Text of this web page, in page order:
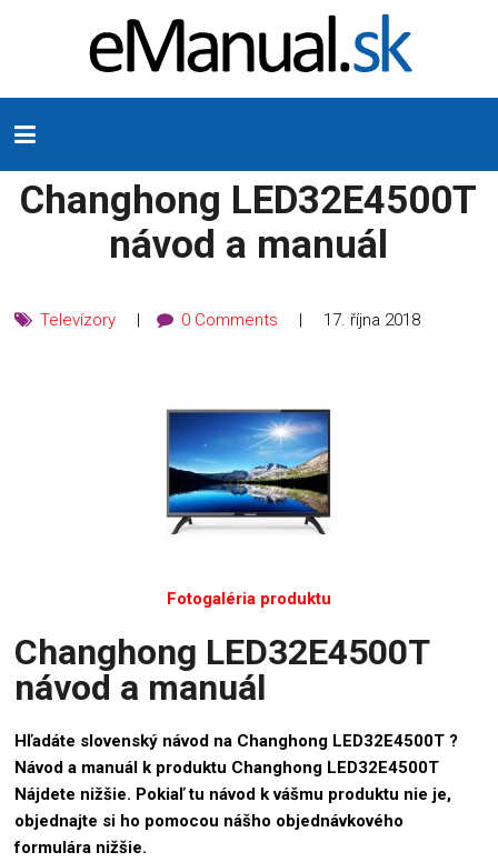
Changhong LED32E4500T
návod a manuál
Televízory 0 Comments 17. října 2018
Fotogaléria produktu
Changhong LED32E4500T
návod a manuál
Hľadáte slovenský návod na Changhong LED32E4500T ?
Návod a manuál k produktu Changhong LED32E4500T
Nájdete nižšie. Pokiaľ tu návod k vášmu produktu nie je,
objednajte si ho pomocou nášho objednávkového
formulára nižšie.